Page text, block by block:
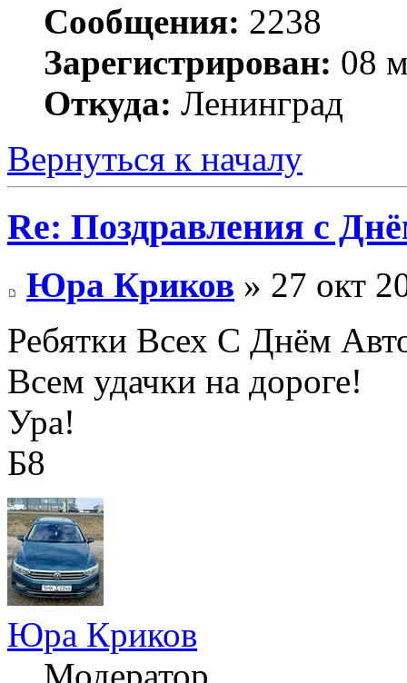
Сообщения: 2238
Зарегистрирован: 08
Откуда: Ленинград
Вернуться к началу
Re: Поздравления с
Юра Криков » 27 окт
Ребятки Всех С Днём
Всем удачки на дороге!
Ура!
Б8
Юра Криков